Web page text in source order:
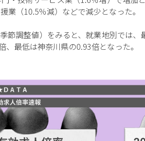
業（10.5％減）などで減少となった。
節調整値）をみると、就業地別では
最低は神奈川県の0.93倍となった。